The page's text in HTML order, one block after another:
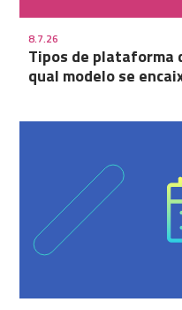
8.7.26
Tipos de plataforma
qual modelo se